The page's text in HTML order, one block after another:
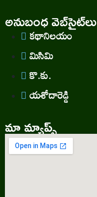
అనుబంధ వెబ్‌సైట్‌లు
కథానిలయం
మిసిమి
కొ.కు.
యశోదారెడ్డి
మా మ్యాప్స్